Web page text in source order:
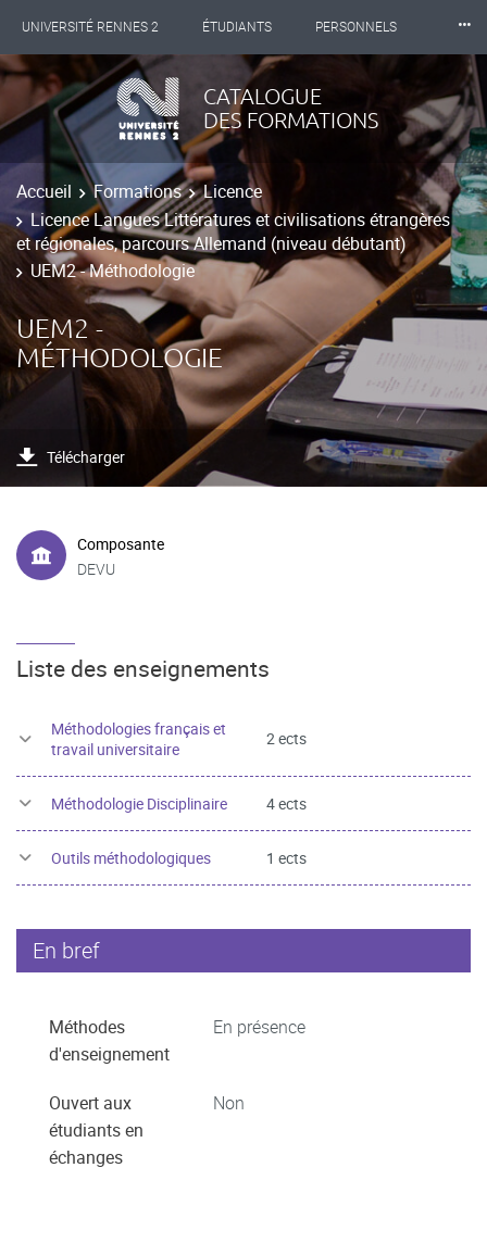
UNIVERSITÉ RENNES 2 ÉTUDIANTS PERSONNELS
INTERNATIONAL PROFESSIONNELS BIBLIOTHÈQUES
LES NOUVELLES DE RENNES 2
⸱⸱⸱
CATALOGUE
DES FORMATIONS
Accueil Formations
Licence
Licence Langues Littératures et civilisations étrangères
et régionales, parcours Allemand (niveau débutant)
UEM2 - Méthodologie
UEM2 -
MÉTHODOLOGIE
Télécharger
Composante
DEVU
Liste des enseignements
Méthodologies français et
travail universitaire
2 ects
Méthodologie Disciplinaire 4 ects
Outils méthodologiques 1 ects
En bref
Méthodes
d'enseignement
En présence
Ouvert aux
étudiants en
échanges
Non